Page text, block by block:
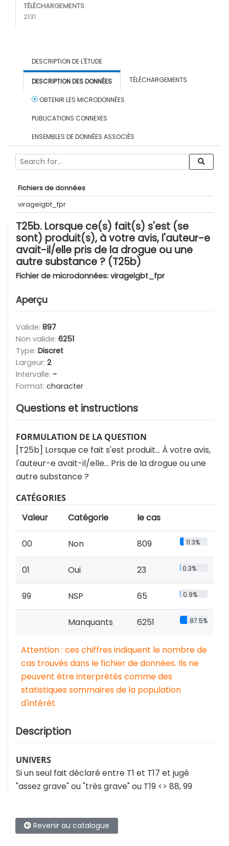
TÉLÉCHARGEMENTS
2131
DESCRIPTION DE L'ÉTUDE
DESCRIPTION DES DONNÉES TÉLÉCHARGEMENTS
OBTENIR LES MICRODONNÉES
PUBLICATIONS CONNEXES
ENSEMBLES DE DONNÉES ASSOCIÉS
Fichiers de données
viragelgbt_fpr
T25b. Lorsque ce(s) fait(s) s'est (se
sont) produit(s), à votre avis, l'auteur-e
avait-il/elle pris de la drogue ou une
autre substance ? (T25b)
Fichier de microdonnées: viragelgbt_fpr
Aperçu
Valide: 897
Non valide: 6251
Type: Discret
Largeur: 2
Intervalle: -
Format: character
Questions et instructions
FORMULATION DE LA QUESTION
[T25b] Lorsque ce fait s'est produit… À votre avis,
l'auteur-e avait-il/elle… Pris de la drogue ou une
autre substance ?
CATÉGORIES
Valeur Catégorie le cas
00 Non 809 11.3%
01 Oui 23 0.3%
99 NSP 65 0.9%
Manquants 6251 87.5%
Attention : ces chiffres indiquent le nombre de
cas trouvés dans le fichier de données. Ils ne
peuvent être interprétés comme des
statistiques sommaires de la population
d'intérêt.
Description
UNIVERS
Si un seul fait déclaré entre T1 et T17 et jugé
"assez grave" ou "très grave" ou T19 <> 88, 99
Revenir au catalogue